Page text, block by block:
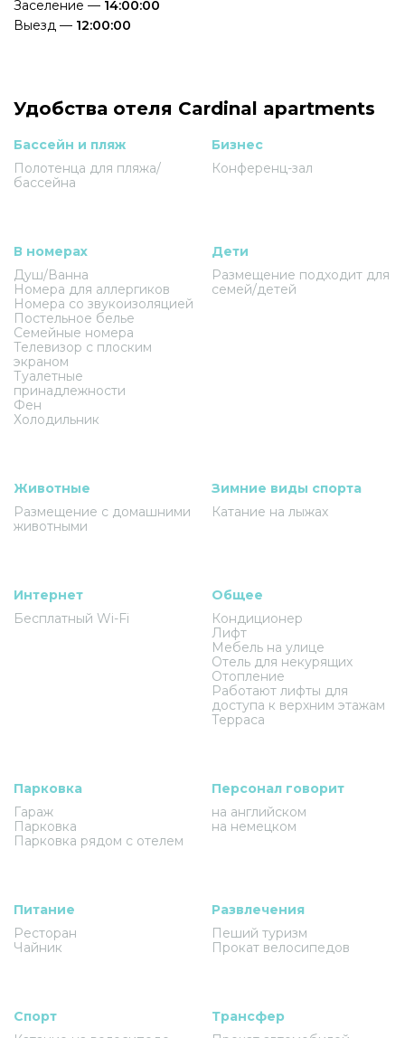
Заселение — 14:00:00
Выезд — 12:00:00
Удобства отеля Cardinal apartments
Бассейн и пляж
Полотенца для пляжа/
бассейна
Бизнес
Конференц-зал
В номерах
Душ/Ванна
Номера для аллергиков
Номера со звукоизоляцией
Постельное белье
Семейные номера
Телевизор с плоским
экраном
Туалетные
принадлежности
Фен
Холодильник
Дети
Размещение подходит для
семей/детей
Животные
Размещение с домашними
животными
Зимние виды спорта
Катание на лыжах
Интернет
Бесплатный Wi-Fi
Общее
Кондиционер
Лифт
Мебель на улице
Отель для некурящих
Отопление
Работают лифты для
доступа к верхним этажам
Терраса
Парковка
Гараж
Парковка
Парковка рядом с отелем
Персонал говорит
на английском
на немецком
Питание
Ресторан
Чайник
Развлечения
Пеший туризм
Прокат велосипедов
Спорт
Трансфер